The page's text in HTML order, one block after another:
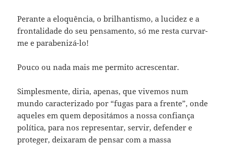
Perante a eloquência, o brilhantismo, a lucidez e a
frontalidade do seu pensamento, só me resta curvar-
me e parabenizá-lo!
Pouco ou nada mais me permito acrescentar.
Simplesmente, diria, apenas, que vivemos num
mundo caracterizado por “fugas para a frente”, onde
aqueles em quem depositámos a nossa confiança
política, para nos representar, servir, defender e
proteger, deixaram de pensar com a massa